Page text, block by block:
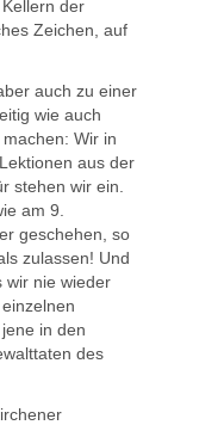
der
Zeichen, auf
auch zu einer
wie auch
Wir in
aus der
stehen wir ein.
am 9.
geschehen, so
zulassen! Und
wir nie wieder
in den
des